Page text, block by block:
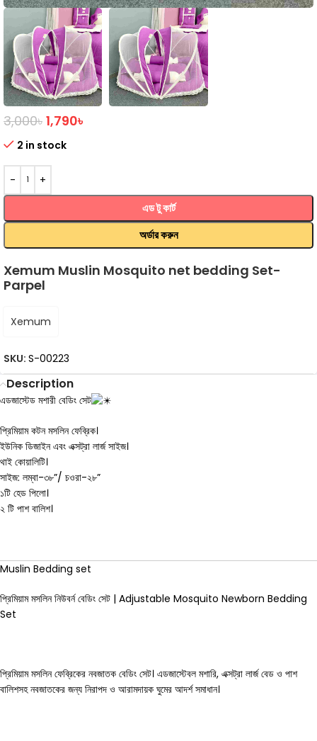
3,000৳ 1,790৳
2 in stock
এড টু কার্ট
অর্ডার করুন
Xemum Muslin Mosquito net bedding Set-
Parpel
Xemum
SKU: S-00223
Description
এডজাস্টেড মশারী বেডিং সেট
প্রিমিয়াম কটন মসলিন ফেব্রিক।
ইউনিক ডিজাইন এবং এক্সট্রা লার্জ সাইজ।
থাই কোয়ালিটি।
সাইজ: লম্বা-৩৮”/ চওরা-২৮”
১টি হেড পিলো।
২ টি পাশ বালিশ।
Muslin Bedding set
প্রিমিয়াম মসলিন নিউবর্ন বেডিং সেট | Adjustable Mosquito Newborn Bedding
Set
প্রিমিয়াম মসলিন ফেব্রিকের নবজাতক বেডিং সেট। এডজাস্টেবল মশারি, এক্সট্রা লার্জ বেড ও পাশ
বালিশসহ নবজাতকের জন্য নিরাপদ ও আরামদায়ক ঘুমের আদর্শ সমাধান।